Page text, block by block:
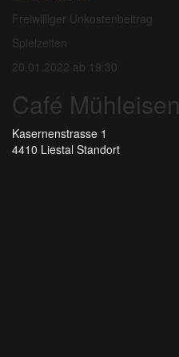
Freiwilliger Unkostenbeitrag
Spielzeiten
20.01.2022 ab 19:30
Café Mühleisen
Kasernenstrasse 1
4410 Liestal Standort